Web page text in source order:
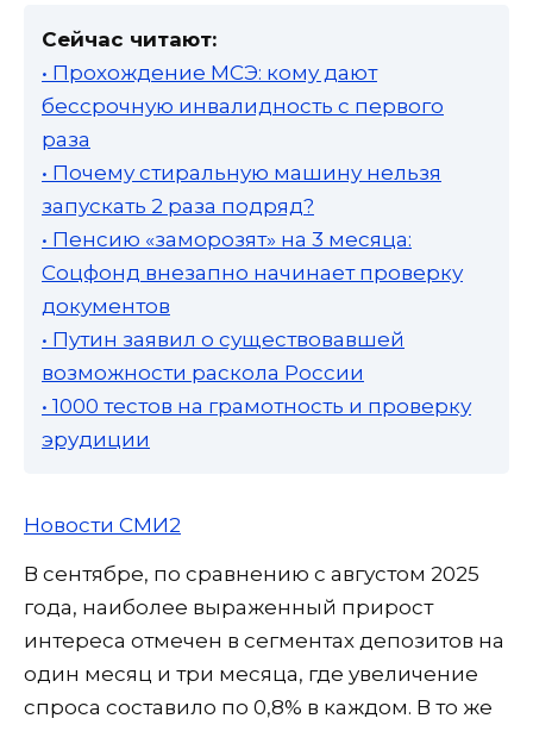
Сейчас читают:
• Прохождение МСЭ: кому дают
бессрочную инвалидность с первого
раза
• Почему стиральную машину нельзя
запускать 2 раза подряд?
• Пенсию «заморозят» на 3 месяца:
Соцфонд внезапно начинает проверку
документов
• Путин заявил о существовавшей
возможности раскола России
• 1000 тестов на грамотность и проверку
эрудиции
Новости СМИ2
В сентябре, по сравнению с августом 2025
года, наиболее выраженный прирост
интереса отмечен в сегментах депозитов на
один месяц и три месяца, где увеличение
спроса составило по 0,8% в каждом. В то же